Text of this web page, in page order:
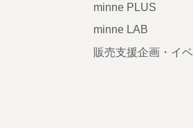
minne PLUS
minne LAB
販売支援企画・イ